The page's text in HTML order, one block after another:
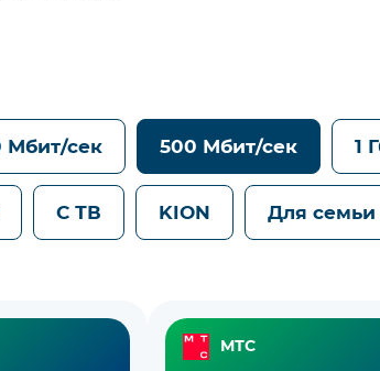
Мбит/сек 500 Мбит/сек 1
С ТВ KION Для семьи
МТС